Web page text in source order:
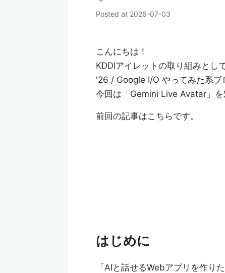
Posted at 2026-07-03
こんにちは！
KDDIアイレットの取り組みと
'26 / Google I/O やってみた系ブ
今回は「Gemini Live Avatar」を
前回の記事はこちらです。
はじめに
「AIと話せるWebアプリを作り